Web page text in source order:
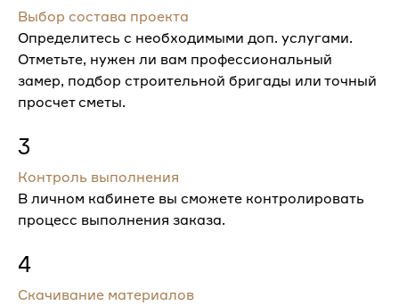
Выбор состава проекта
Определитесь с необходимыми доп. услугами.
Отметьте, нужен ли вам профессиональный
замер, подбор строительной бригады или точный
просчет сметы.
3
Контроль выполнения
В личном кабинете вы сможете контролировать
процесс выполнения заказа.
4
Скачивание материалов